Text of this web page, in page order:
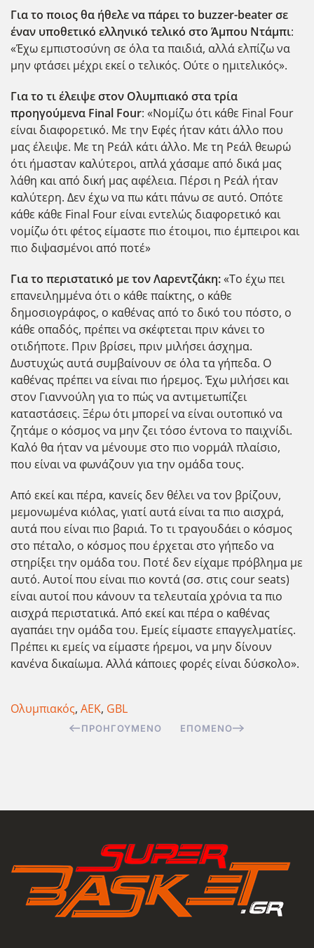
Για το ποιος θα ήθελε να πάρει το buzzer-beater σε
έναν υποθετικό ελληνικό τελικό στο Άμπου Ντάμπι:
«Έχω εμπιστοσύνη σε όλα τα παιδιά, αλλά ελπίζω να
μην φτάσει μέχρι εκεί ο τελικός. Ούτε ο ημιτελικός».
Για το τι έλειψε στον Ολυμπιακό στα τρία
προηγούμενα Final Four: «Νομίζω ότι κάθε Final Four
είναι διαφορετικό. Με την Εφές ήταν κάτι άλλο που
μας έλειψε. Με τη Ρεάλ κάτι άλλο. Με τη Ρεάλ θεωρώ
ότι ήμασταν καλύτεροι, απλά χάσαμε από δικά μας
λάθη και από δική μας αφέλεια. Πέρσι η Ρεάλ ήταν
καλύτερη. Δεν έχω να πω κάτι πάνω σε αυτό. Οπότε
κάθε κάθε Final Four είναι εντελώς διαφορετικό και
νομίζω ότι φέτος είμαστε πιο έτοιμοι, πιο έμπειροι και
πιο διψασμένοι από ποτέ»
Για το περιστατικό με τον Λαρεντζάκη:«Το έχω πει
επανειλημμένα ότι ο κάθε παίκτης, ο κάθε
δημοσιογράφος, ο καθένας από το δικό του πόστο, ο
κάθε οπαδός, πρέπει να σκέφτεται πριν κάνει το
οτιδήποτε. Πριν βρίσει, πριν μιλήσει άσχημα.
Δυστυχώς αυτά συμβαίνουν σε όλα τα γήπεδα. Ο
καθένας πρέπει να είναι πιο ήρεμος. Έχω μιλήσει και
στον Γιαννούλη για το πώς να αντιμετωπίζει
καταστάσεις. Ξέρω ότι μπορεί να είναι ουτοπικό να
ζητάμε ο κόσμος να μην ζει τόσο έντονα το παιχνίδι.
Καλό θα ήταν να μένουμε στο πιο νορμάλ πλαίσιο,
που είναι να φωνάζουν για την ομάδα τους.
Από εκεί και πέρα, κανείς δεν θέλει να τον βρίζουν,
μεμονωμένα κιόλας, γιατί αυτά είναι τα πιο αισχρά,
αυτά που είναι πιο βαριά. Το τι τραγουδάει ο κόσμος
στο πέταλο, ο κόσμος που έρχεται στο γήπεδο να
στηρίξει την ομάδα του. Ποτέ δεν είχαμε πρόβλημα με
αυτό. Αυτοί που είναι πιο κοντά (σσ. στις cour seats)
είναι αυτοί που κάνουν τα τελευταία χρόνια τα πιο
αισχρά περιστατικά. Από εκεί και πέρα ο καθένας
αγαπάει την ομάδα του. Εμείς είμαστε επαγγελματίες.
Πρέπει κι εμείς να είμαστε ήρεμοι, να μην δίνουν
κανένα δικαίωμα. Αλλά κάποιες φορές είναι δύσκολο».
Ολυμπιακός, ΑΕΚ, GBL
ΠΡΟΗΓΟΎΜΕΝΟ ΕΠΌΜΕΝΟ